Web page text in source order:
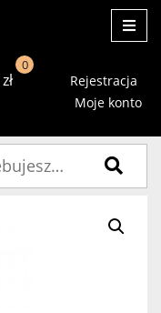
zł
0
Rejestracja
Moje konto